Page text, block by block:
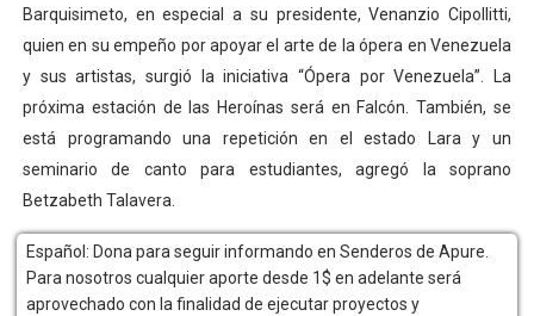
Barquisimeto, en especial a su presidente, Venanzio Cipollitti,
quien en su empeño por apoyar el arte de la ópera en Venezuela
y sus artistas, surgió la iniciativa “Ópera por Venezuela”.
La
próxima estación de las Heroínas será en Falcón. También, se
está programando una repetición en el estado Lara y un
seminario de canto para estudiantes, agregó la soprano
Betzabeth Talavera.
Español: Dona para seguir informando en Senderos de Apure.
Para nosotros cualquier aporte desde 1$ en adelante será
aprovechado con la finalidad de ejecutar proyectos y